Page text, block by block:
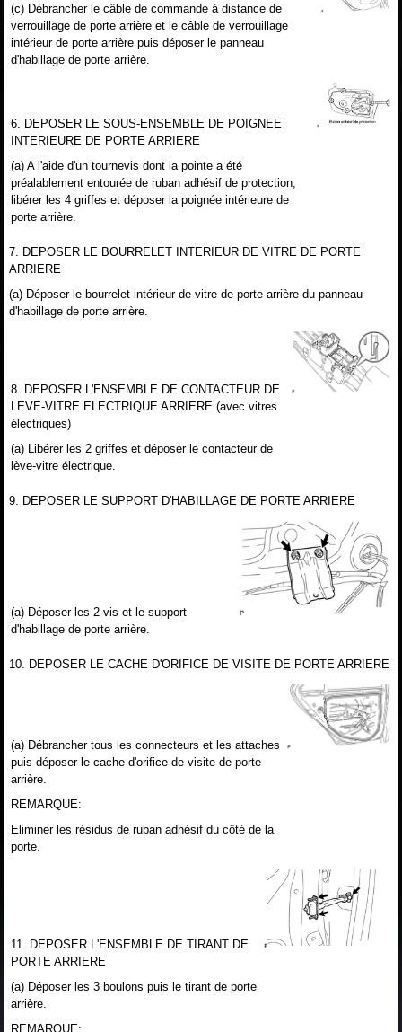
(c) Débrancher le câble de commande à distance de
verrouillage de porte arrière et le câble de verrouillage
intérieur de porte arrière puis déposer le panneau
d'habillage de porte arrière.
6. DEPOSER LE SOUS-ENSEMBLE DE POIGNEE
INTERIEURE DE PORTE ARRIERE
(a) A l'aide d'un tournevis dont la pointe a été
préalablement entourée de ruban adhésif de protection,
libérer les 4 griffes et déposer la poignée intérieure de
porte arrière.
7. DEPOSER LE BOURRELET INTERIEUR DE VITRE DE PORTE
ARRIERE
(a) Déposer le bourrelet intérieur de vitre de porte arrière du panneau
d'habillage de porte arrière.
8. DEPOSER L'ENSEMBLE DE CONTACTEUR DE
LEVE-VITRE ELECTRIQUE ARRIERE (avec vitres
électriques)
(a) Libérer les 2 griffes et déposer le contacteur de
lève-vitre électrique.
9. DEPOSER LE SUPPORT D'HABILLAGE DE PORTE ARRIERE
(a) Déposer les 2 vis et le support
d'habillage de porte arrière.
10. DEPOSER LE CACHE D'ORIFICE DE VISITE DE PORTE ARRIERE
(a) Débrancher tous les connecteurs et les attaches
puis déposer le cache d'orifice de visite de porte
arrière.
REMARQUE:
Eliminer les résidus de ruban adhésif du côté de la
porte.
11. DEPOSER L'ENSEMBLE DE TIRANT DE
PORTE ARRIERE
(a) Déposer les 3 boulons puis le tirant de porte
arrière.
REMARQUE: